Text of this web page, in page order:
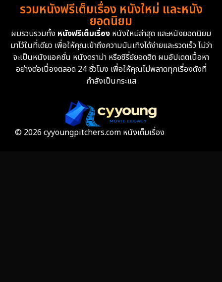
Family ครอบครัว 360
Fantasy จินตนาการ 327
Fiction 9
รวมหนังฟรีเต็มเรื่อง หนังใหม่ และหนัง
ยอดนิยม
ผมรวบรวมทั้ง หนังฟรีเต็มเรื่อง หนังใหม่ล่าสุด และหนังยอดนิยม
มาไว้ในที่เดียว เพื่อให้คุณเข้าถึงความบันเทิงได้ง่ายและรวดเร็ว ไม่ว่า
จะเป็นหนังแอคชั่น หนังดราม่า หรือซีรี่ย์ยอดฮิต ผมอัปเดตเนื้อหา
อย่างต่อเนื่องตลอด 24 ชั่วโมง เพื่อให้คุณไม่พลาดทุกเรื่องดังที่
กำลังเป็นกระแส
© 2026 cyyoungpitchers.com หนังเต็มเรื่อง